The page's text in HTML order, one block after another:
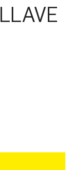
LLAVE